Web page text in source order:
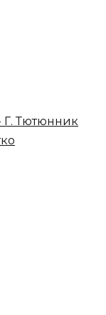
Г. Тютюнник